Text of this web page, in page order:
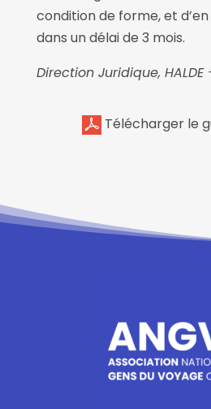
condition de forme, et
dans un délai de 3 mois.
Direction Juridique,
Télécharger le